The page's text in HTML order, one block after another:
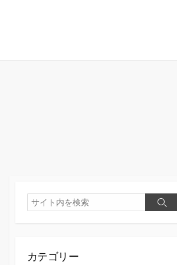
検
索
検
カテゴリー